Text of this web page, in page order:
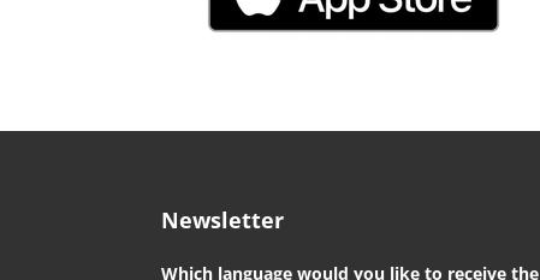
Newsletter
Which language would you like to receive the